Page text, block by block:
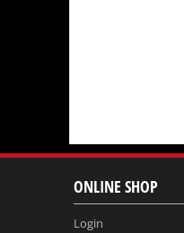
ONLINE SHOP
Login